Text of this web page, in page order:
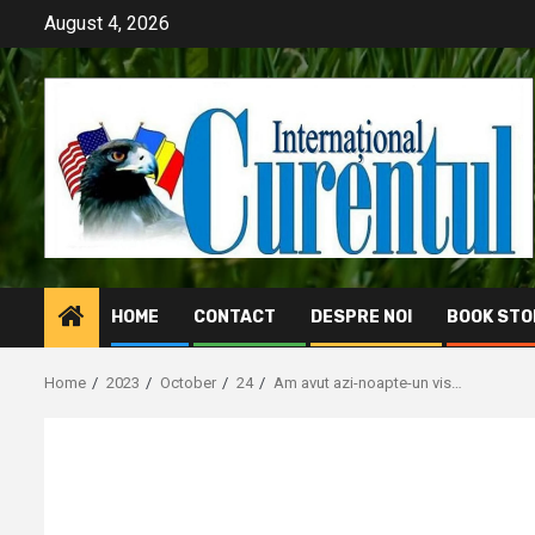
content
August 4, 2026
HOME CONTACT DESPRE NOI BOOK
Home 2023 October 24 Am avut azi-noapte-un vis…